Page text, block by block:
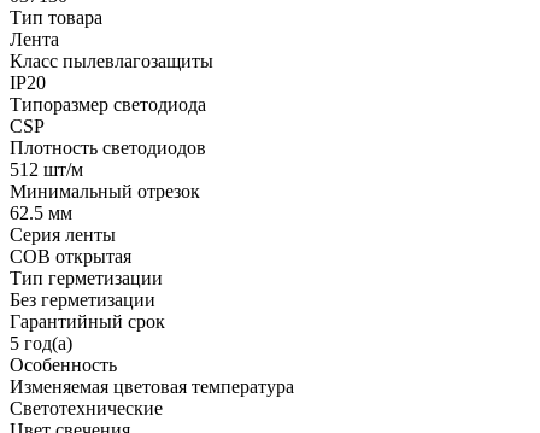
Тип товара
Лента
Класс пылевлагозащиты
IP20
Типоразмер светодиода
CSP
Плотность светодиодов
512 шт/м
Минимальный отрезок
62.5 мм
Серия ленты
COB открытая
Тип герметизации
Без герметизации
Гарантийный срок
5 год(а)
Особенность
Изменяемая цветовая температура
Светотехнические